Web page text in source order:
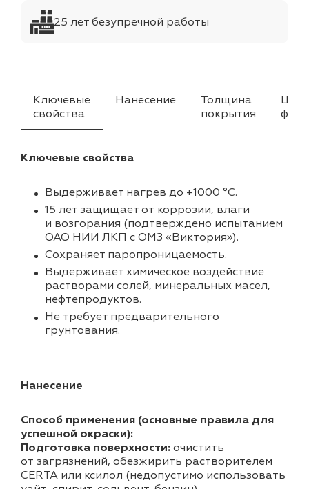
25 лет безупречной работы
Ключевые
свойства
Нанесение
Толщина
покрытия
Ключевые свойства
Выдерживает нагрев до +1000 °C.
15 лет защищает от коррозии, влаги
и возгорания (подтверждено испытанием
ОАО НИИ ЛКП с ОМЗ «Виктория»).
Cохраняет паропроницаемость.
Выдерживает химическое воздействие
растворами солей, минеральных масел,
нефтепродуктов.
Не требует предварительного
грунтования.
Нанесение
Способ применения (основные правила для
успешной окраски):
Подготовка поверхности: очистить
от загрязнений, обезжирить растворителем
CERTA или ксилол (недопустимо использовать